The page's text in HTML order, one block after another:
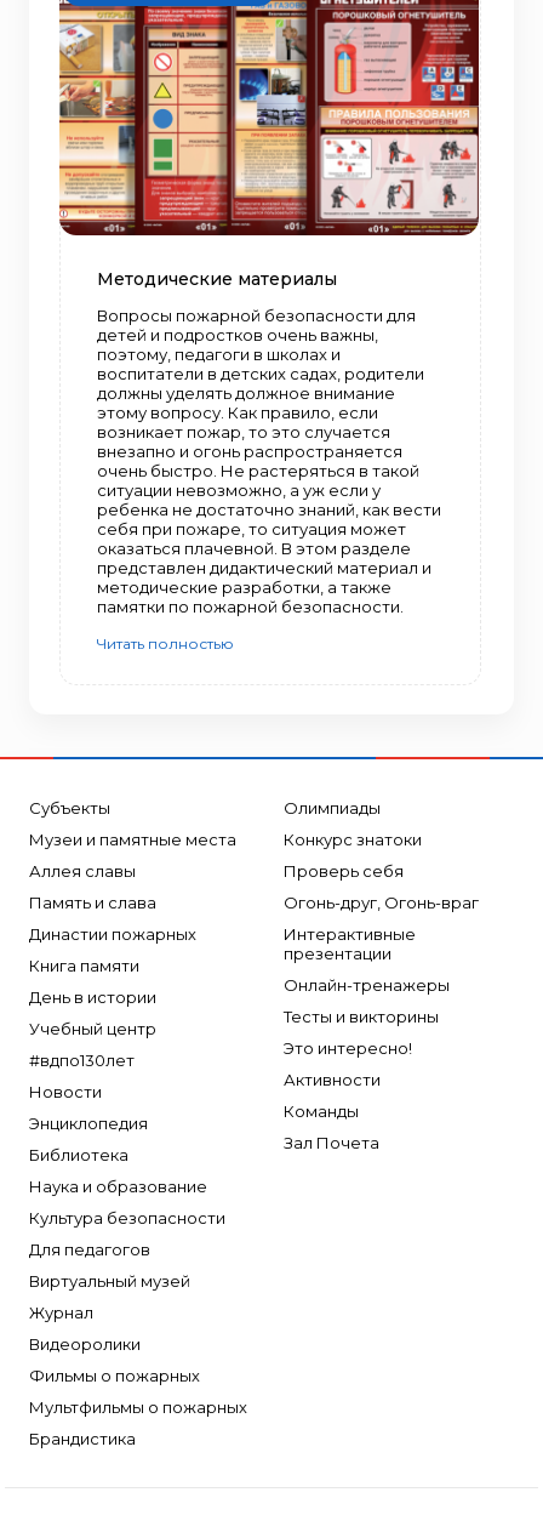
Методические материалы
Вопросы пожарной безопасности для
детей и подростков очень важны,
поэтому, педагоги в школах и
воспитатели в детских садах, родители
должны уделять должное внимание
этому вопросу. Как правило, если
возникает пожар, то это случается
внезапно и огонь распространяется
очень быстро. Не растеряться в такой
ситуации невозможно, а уж если у
ребенка не достаточно знаний, как вести
себя при пожаре, то ситуация может
оказаться плачевной. В этом разделе
представлен дидактический материал и
методические разработки, а также
памятки по пожарной безопасности.
Читать полностью
Субъекты
Музеи и памятные места
Аллея славы
Память и слава
Династии пожарных
Книга памяти
День в истории
Учебный центр
#вдпо130лет
Новости
Энциклопедия
Библиотека
Наука и образование
Культура безопасности
Для педагогов
Виртуальный музей
Журнал
Видеоролики
Фильмы о пожарных
Мультфильмы о пожарных
Брандистика
Олимпиады
Конкурс знатоки
Проверь себя
Огонь-друг, Огонь-враг
Интерактивные
презентации
Онлайн-тренажеры
Тесты и викторины
Это интересно!
Активности
Команды
Зал Почета